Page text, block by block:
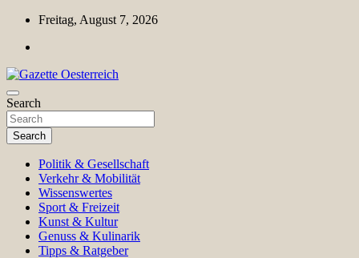
Skip
content
Freitag, August 7, 2026
Gazette Oesterreich
Magazin für Freizeit, Politik, Kultur & Wissenschaft
Search
Search
Politik & Gesellschaft
Verkehr & Mobilität
Wissenswertes
Sport & Freizeit
Kunst & Kultur
Genuss & Kulinarik
Tipps & Ratgeber